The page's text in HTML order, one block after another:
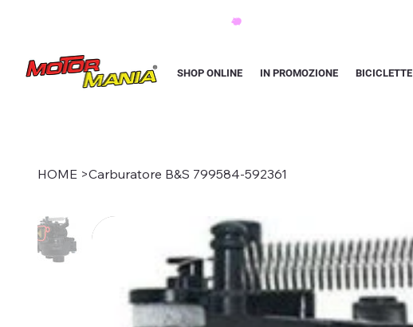
SHOP ONLINE IN PROMOZIONE BICICLETTE
HOME >Carburatore B&S 799584-592361